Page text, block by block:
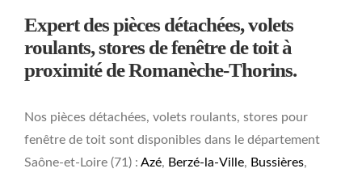
Expert des pièces détachées, volets
roulants, stores de fenêtre de toit à
proximité de Romanèche-Thorins.
Nos pièces détachées, volets roulants, stores pour
fenêtre de toit sont disponibles dans le département
Saône-et-Loire (71) : Azé, Berzé-la-Ville, Bussières,